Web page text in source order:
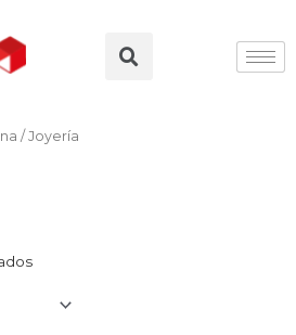
Search
/ Joyería